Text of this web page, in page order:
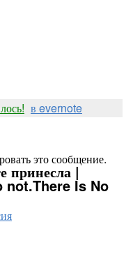
в evernote
это сообщение.
принесла |
not.There Is No